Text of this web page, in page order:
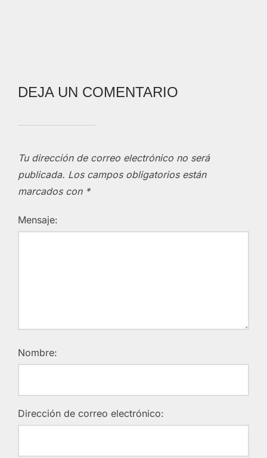
DEJA UN COMENTARIO
Tu dirección de correo electrónico no será
publicada. Los campos obligatorios están
marcados con *
Mensaje:
Nombre:
Dirección de correo electrónico: